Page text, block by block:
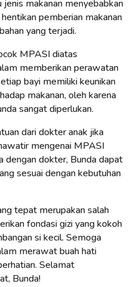
makanan menyebabkan
pemberian makanan
yang terjadi.
MPASI diatas
memberikan perawatan
bayi memiliki keunikan
makanan, oleh karena
sangat diperlukan.
dari dokter anak jika
mengenai MPASI
dengan dokter, Bunda dapat
sesuai dengan kebutuhan
tepat merupakan salah
fondasi gizi yang kokoh
si kecil. Semoga
merawat buah hati
Selamat
Bunda!